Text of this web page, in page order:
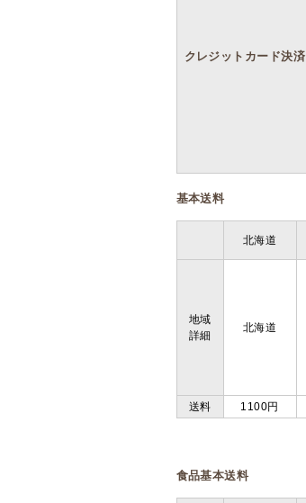
クレジットカード決済
基本送料
北海道
地域
詳細
北海道
送料 1100円
食品基本送料